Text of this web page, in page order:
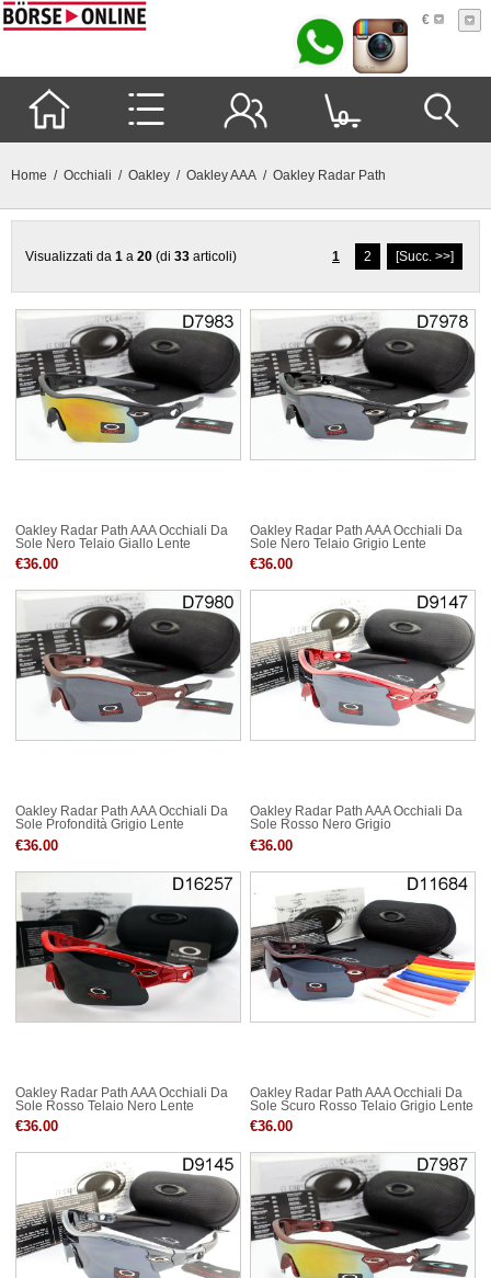
€
0
Home / Occhiali / Oakley / Oakley AAA / Oakley Radar Path
Visualizzati da 1 a 20 (di 33 articoli) 1 2 [Succ. >>]
Oakley Radar Path AAA Occhiali Da
Sole Nero Telaio Giallo Lente
€36.00
Oakley Radar Path AAA Occhiali Da
Sole Nero Telaio Grigio Lente
€36.00
Oakley Radar Path AAA Occhiali Da
Sole Profondità Grigio Lente
€36.00
Oakley Radar Path AAA Occhiali Da
Sole Rosso Nero Grigio
€36.00
Oakley Radar Path AAA Occhiali Da
Sole Rosso Telaio Nero Lente
€36.00
Oakley Radar Path AAA Occhiali Da
Sole Scuro Rosso Telaio Grigio Lente
€36.00